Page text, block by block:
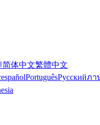
简体中文繁體中文
españolPortuguêsРусскийภา